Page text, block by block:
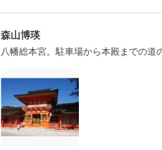
森山博瑛
八幡総本宮。駐車場から本殿までの道